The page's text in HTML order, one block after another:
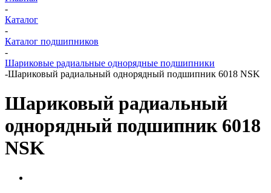
-
Каталог
-
Каталог подшипников
-
Шариковые радиальные однорядные подшипники
-Шариковый радиальный однорядный подшипник 6018 NSK
Шариковый радиальный
однорядный подшипник 6018
NSK